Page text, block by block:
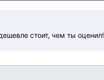
стоит, чем ты оценил!